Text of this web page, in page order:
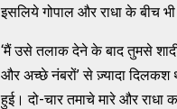
इसलिये गोपाल और राधा के बीच
‘मैं उसे तलाक देने के बाद तुमसे शादी
और अच्छे नंबरों’ से ज़्यादा दिलकश
हुई। दो-चार तमाचे मारे और राधा